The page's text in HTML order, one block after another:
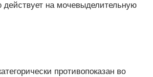
действует на мочевыделительную
противопоказан во